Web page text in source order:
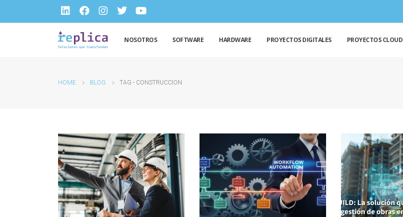
NOSOTROS SOFTWARE HARDWARE PROYECTOS DIGITALES PROYECTOS CLOUD
HOME BLOG TAG - CONSTRUCCION